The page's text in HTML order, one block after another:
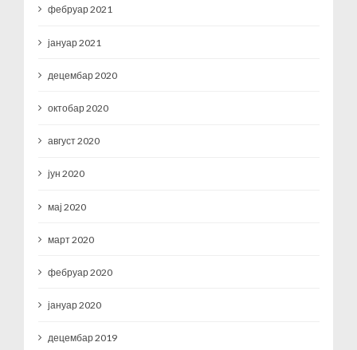
фебруар 2021
јануар 2021
децембар 2020
октобар 2020
август 2020
јун 2020
мај 2020
март 2020
фебруар 2020
јануар 2020
децембар 2019